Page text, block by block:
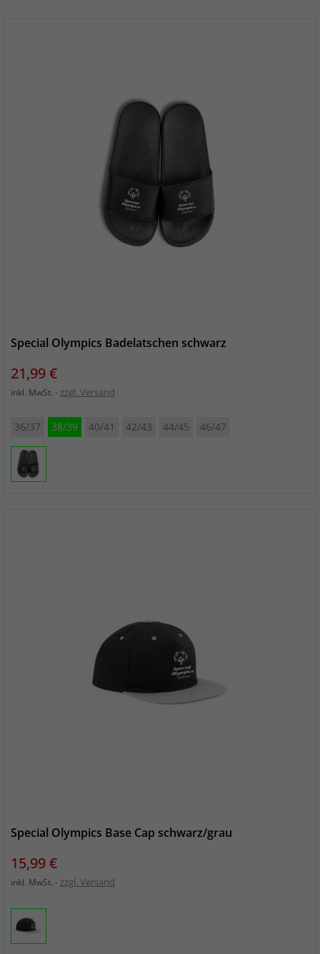
Special Olympics Badelatschen schwarz
Preis
21,99 €
inkl. MwSt. zzgl. Versand
36/37 38/39 40/41 42/43 44/45 46/47
Special Olympics Base Cap schwarz/grau
Preis
15,99 €
inkl. MwSt. zzgl. Versand